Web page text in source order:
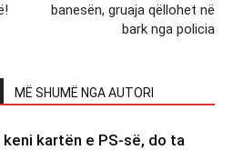
banesën, gruaja qëllohet në
bark nga policia
MË SHUMË NGA AUTORI
keni kartën e PS-së, do ta